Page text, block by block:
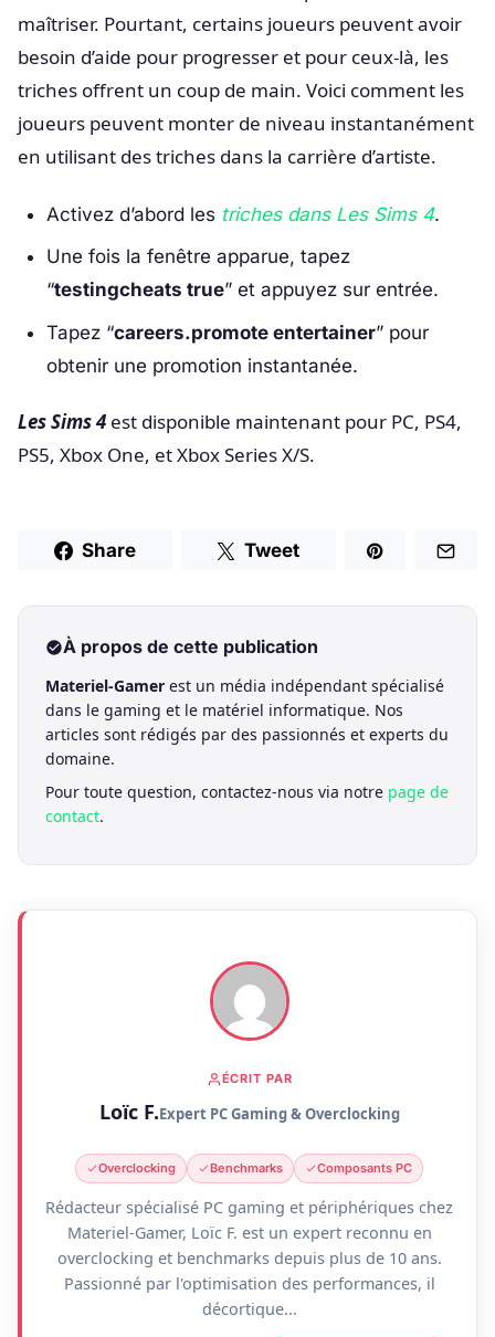
maîtriser. Pourtant, certains joueurs peuvent avoir
besoin d’aide pour progresser et pour ceux-là, les
triches offrent un coup de main. Voici comment les
joueurs peuvent monter de niveau instantanément
en utilisant des triches dans la carrière d’artiste.
Activez d’abord les triches dans Les Sims 4.
Une fois la fenêtre apparue, tapez
“testingcheats true” et appuyez sur entrée.
Tapez “careers.promote entertainer” pour
obtenir une promotion instantanée.
Les Sims 4 est disponible maintenant pour PC, PS4,
PS5, Xbox One, et Xbox Series X/S.
Share Tweet
À propos de cette publication
Materiel-Gamer est un média indépendant spécialisé
dans le gaming et le matériel informatique. Nos
articles sont rédigés par des passionnés et experts du
domaine.
Pour toute question, contactez-nous via notre page de
contact.
ÉCRIT PAR
Loïc F.Expert PC Gaming & Overclocking
Overclocking Benchmarks Composants PC
Rédacteur spécialisé PC gaming et périphériques chez
Materiel-Gamer, Loïc F. est un expert reconnu en
overclocking et benchmarks depuis plus de 10 ans.
Passionné par l'optimisation des performances, il
décortique...